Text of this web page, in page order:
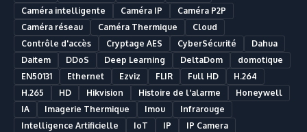
Caméra intelligente
Caméra IP
Caméra P2P
Caméra réseau
Caméra Thermique
Cloud
Contrôle d'accès
Cryptage AES CyberSécurité
Dahua
Daitem
DDoS Deep Learning DeltaDom
domotique
EN50131
Ethernet Ezviz FLIR Full HD
H.264
H.265
HD Hikvision Histoire de l'alarme
Honeywell
IA
Imagerie Thermique Imou
Infrarouge
Intelligence Artificielle
IoT IP
IP Camera